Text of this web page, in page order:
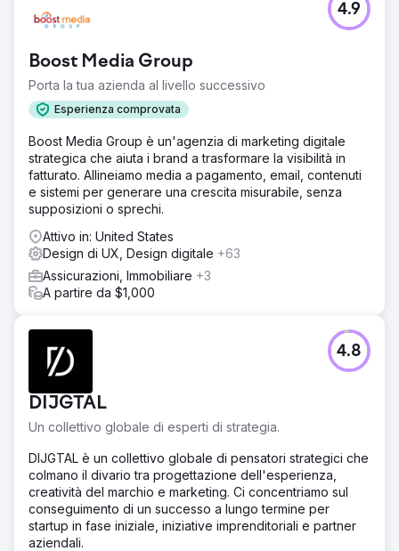
La piattaforma di Listrak era diventata eccessivamente
complessa nel corso di 20 anni, con un'interfaccia
elementi di navigazione e strumenti incoerenti, i
professionisti del marketing avevano difficoltà a creare e
gestire campagne multicanale in modo efficiente. Listrak
necessitava di una riprogettazione completa per ridurre
un'esperienza più intuitiva per i suoi utenti.
Soluzione
Neuron ha collaborato con Listrak per reinventare la sua
piattaforma. Abbiamo semplificato la navigazione da 118 a
16 elementi, unificato la creazione di campagne su tutti i
canali e introdotto un generatore di email senza codice,
uno strumento di automazione intuitivo e un sistema di
tagging dinamico. Il lavoro si è basato sulla ricerca degli
utenti, condotta tramite 13 interviste approfondite,
reali esigenze degli utenti nei ruoli di e-commerce e
marketing.
Risultato
La piattaforma riprogettata ha permesso ai professionisti
del marketing di lanciare e gestire le campagne più
rapidamente e con meno errori. Gli utenti hanno acquisito
strumenti basati sull'intelligenza artificiale. L'efficienza è
migliorata grazie a una navigazione semplificata e flussi di
lavoro consolidati. Listrak è emersa con un prodotto
scalabile e moderno che ha migliorato l'usabilità,
accelerato l'adozione e posizionato la piattaforma per
una crescita a lungo termine.
Boost Media Group
Porta la tua azienda al livello successivo
Esperienza comprovata
4.9
Boost Media Group è un'agenzia di marketing digitale
strategica che aiuta i brand a trasformare la visibilità in
fatturato. Allineiamo media a pagamento, email, contenuti
e sistemi per generare una crescita misurabile, senza
supposizioni o sprechi.
Attivo in: United States
Design di UX, Design digitale +63
Assicurazioni, Immobiliare +3
A partire da $1,000
DIJGTAL
Un collettivo globale di esperti di strategia.
4.8
DIJGTAL è un collettivo globale di pensatori strategici che
colmano il divario tra progettazione dell'esperienza,
creatività del marchio e marketing. Ci concentriamo sul
conseguimento di un successo a lungo termine per
startup in fase iniziale, iniziative imprenditoriali e partner
aziendali.